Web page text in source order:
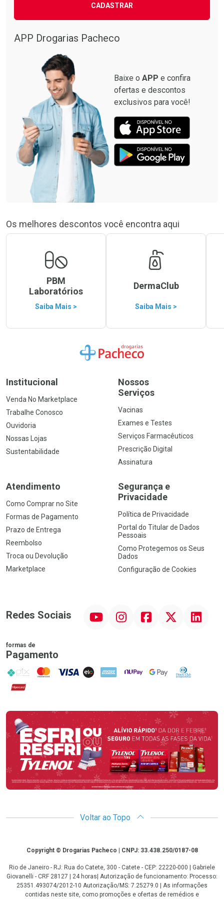
CADASTRAR
APP Drogarias Pacheco
Baixe o APP e confira
ofertas e descontos
exclusivos para você!
Os melhores descontos você encontra aqui
PBM
Laboratórios
Saiba Mais >
DermaClub
Saiba Mais >
Ir para a Home
Institucional
Venda No Marketplace
Trabalhe Conosco
Ouvidoria
Nossas Lojas
Sustentabilidade
Nossos
Serviços
Vacinas
Exames e Testes
Serviços Farmacêuticos
Prescrição Digital
Assinatura
Atendimento
Como Comprar no Site
Formas de Pagamento
Prazo de Entrega
Reembolso
Troca ou Devolução
Marketplace
Segurança e
Privacidade
Política de Privacidade
Portal do Titular de Dados
Pessoais
Como Protegemos os Seus
Dados
Configuração de Cookies
Redes Sociais InstagramFacebookTwitter Linkedin
formas de
Pagamento
PIX MasterCard
VISA ELO AMEX NuPay Google PayDiners Club
Hipercard
Promoção em Destaque
Voltar ao Topo
CopyrightCopyright © Drogarias Pacheco | CNPJ: 33.438.250/0187-08
Rio de Janeiro - RJ: Rua do Catete, 300 - Catete - CEP: 22220-000 | Gabriele
Giovanelli - CRF 28127 | 24 horas| Autorização de funcionamento: Processo:
25351.493074/2012-10 Autorização/MS: 7.25279.0 | As informações
contidas neste site, como promoções e ofertas de remédios e